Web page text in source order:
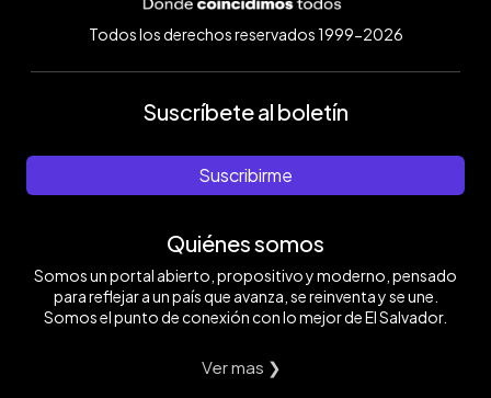
Todos los derechos reservados 1999-2026
Suscríbete al boletín
Suscribirme
Quiénes somos
Somos un portal abierto, propositivo y moderno, pensado
para reflejar a un país que avanza, se reinventa y se une.
Somos el punto de conexión con lo mejor de El Salvador.
Ver mas ❯